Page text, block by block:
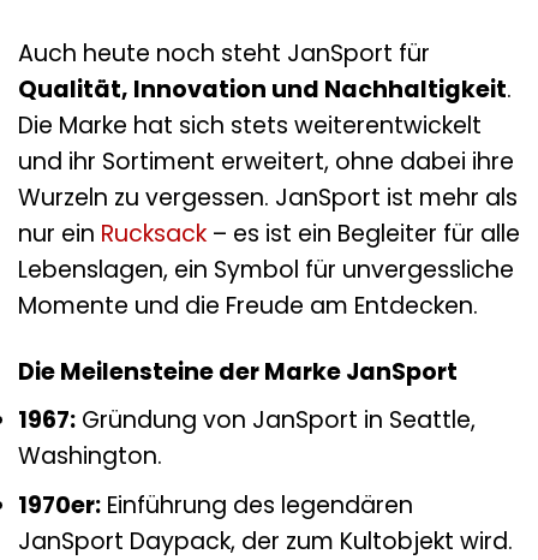
Auch heute noch steht JanSport für
Qualität, Innovation und Nachhaltigkeit.
Die Marke hat sich stets weiterentwickelt
und ihr Sortiment erweitert, ohne dabei ihre
Wurzeln zu vergessen. JanSport ist mehr als
nur ein Rucksack – es ist ein Begleiter für alle
Lebenslagen, ein Symbol für unvergessliche
Momente und die Freude am Entdecken.
Die Meilensteine der Marke JanSport
1967: Gründung von JanSport in Seattle,
Washington.
1970er: Einführung des legendären
JanSport Daypack, der zum Kultobjekt wird.